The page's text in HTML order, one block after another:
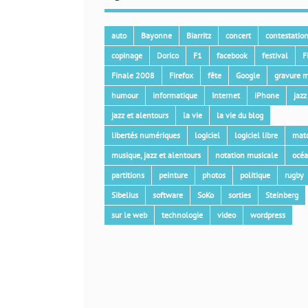
auto Bayonne Biarritz concert
contestation
copinage
Dorico F1 facebook festival
Finale 2008
Firefox fête Google
gravure
humour
informatique Internet iPhone
jazz
jazz et alentours
la vie
la vie du blog
libertés numériques
logiciel logiciel libre
musique, jazz et alentours
notation musicale
partitions
peinture photos politique
rugby
Sibelius
software SoKo sorties
Steinberg
sur le web
technologie video wordpress